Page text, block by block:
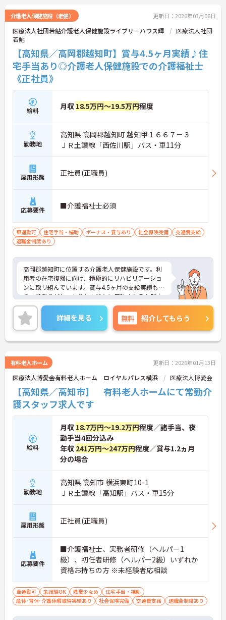
介護老人保健施設（老健） 更新日：2026年03月06日
医療法人社団若鮎介護老人保健施設ライブリ－ハウス輝
医療法人社団
若鮎
【高知県／高岡郡越知町】賞与4.5ヶ月実績♪住
宅手当あり◎介護老人保健施設での介護福祉士
《正社員》
給料 月収 18.5万円～19.5万円程度
勤務地
高知県 高岡郡越知町 越知甲１６６７－３
ＪＲ土讃線「西佐川駅」バス・車11分
雇用形態 正社員(正職員)
応募要件 ■介護福祉士必須
車通勤可 住宅手当・補助 ボーナス・賞与あり 社会保険完備
交通費支給
退職金制度あり
高岡郡越知町に位置する介護老人保健施設です。利
用者の在宅復帰に向け、積極的にリハビリテーショ
ンに取リ組んでいます。賞与4.5ヶ月の支給実績もあ
り、頑張りがしっかりとお給与に反映されるも魅力
♪ご興味のある方には、面接対策ポイントなど、さ
らに詳細をお話しいたしますのでお気軽にご相談く
ださい！
詳細を見る 無料 紹介してもらう
有料老人ホーム 更新日：2026年01月13日
医療法人博愛会有料老人ホーム ロイヤルパレス横浜 医療法人博愛会
【高知県／高知市】 有料老人ホームにて常勤介
護スタッフ求人です
給料
月収 18.7万円～19.2万円程度／諸手当、夜
勤手当4回分込み
年収 241万円～247万円程度／賞与1.2ヵ月
分の場合
勤務地
高知県 高知市 横浜東町10-1
ＪＲ土讃線「高知駅」バス・車15分
雇用形態 正社員(正職員)
応募要件
■介護福祉士、実務者研修（ヘルパー1
級）、初任者研修（ヘルパー2級）いずれか
資格お持ちの方 ※未経験者応相談
車通勤可 未経験OK 残業少なめ
住宅手当・補助
産休･育休･介護休暇取得実績あり
社会保険完備 交通費支給 退職金制度あり